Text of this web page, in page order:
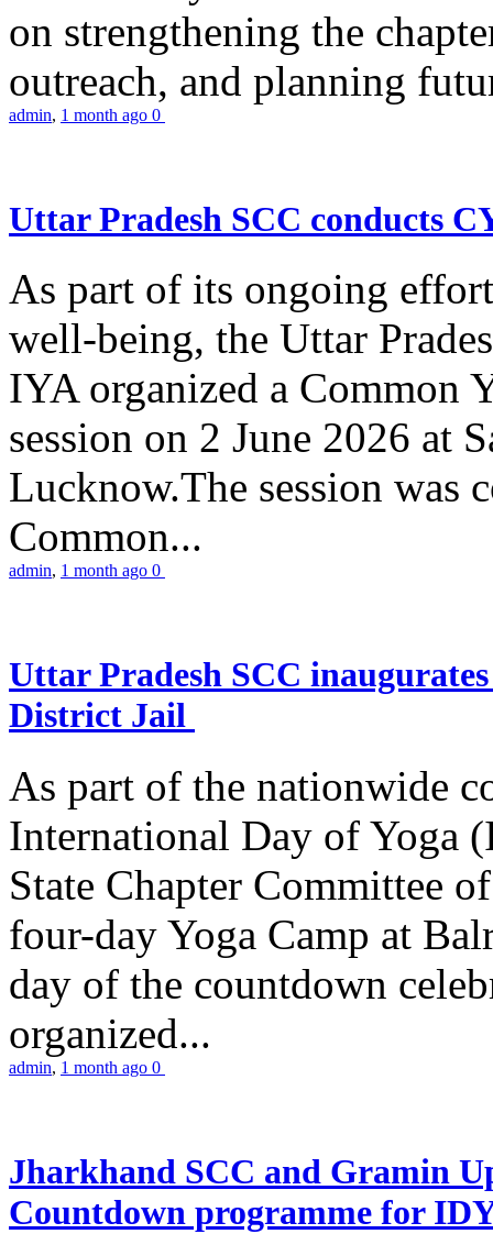
on strengthening the
outreach, and planning
admin, 1 month ago 0
Uttar Pradesh SCC conducts
As part of its ongoing
well-being, the Uttar
IYA organized a Common
session on 2 June 2026 at
Lucknow.The session was
Common...
admin, 1 month ago 0
Uttar Pradesh SCC
District Jail
As part of the nationwide
International Day of Yoga
State Chapter Committee
four-day Yoga Camp at
day of the countdown
organized...
admin, 1 month ago 0
Jharkhand SCC and Gramin
Countdown programme for